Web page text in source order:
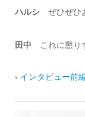
ハルシ ぜひぜひ
田中 これに懲り
› インタビュー前